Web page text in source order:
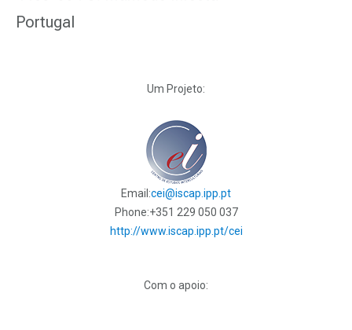
Portugal
Um Projeto:
Email:cei@iscap.ipp.pt
Phone:+351 229 050 037
http://www.iscap.ipp.pt/cei
Com o apoio: